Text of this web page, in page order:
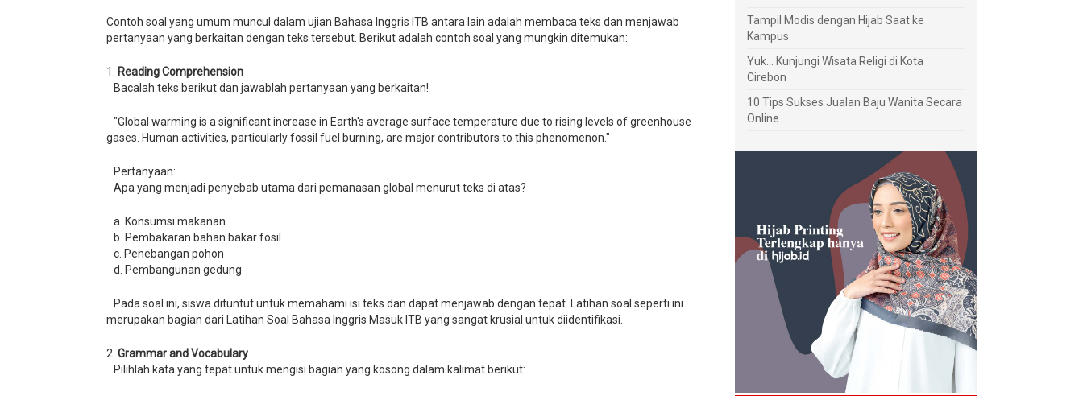
Contoh soal yang umum muncul dalam ujian Bahasa Inggris ITB antara lain adalah membaca teks dan menjawab
pertanyaan yang berkaitan dengan teks tersebut. Berikut adalah contoh soal yang mungkin ditemukan:
1.
Reading Comprehension
Bacalah teks berikut dan jawablah pertanyaan yang berkaitan!
"Global warming is a significant increase in Earth's average surface temperature due to rising levels of greenhouse
gases. Human activities, particularly fossil fuel burning, are major contributors to this phenomenon."
Pertanyaan:
Apa yang menjadi penyebab utama dari pemanasan global menurut teks di atas?
a. Konsumsi makanan
b. Pembakaran bahan bakar fosil
c. Penebangan pohon
d. Pembangunan gedung
Pada soal ini, siswa dituntut untuk memahami isi teks dan dapat menjawab dengan tepat. Latihan soal seperti ini
merupakan bagian dari Latihan Soal Bahasa Inggris Masuk ITB yang sangat krusial untuk diidentifikasi.
2. Grammar and Vocabulary
Pilihlah kata yang tepat untuk mengisi bagian yang kosong dalam kalimat berikut:
Tampil Modis dengan Hijab Saat ke
Kampus
Yuk... Kunjungi Wisata Religi di Kota
Cirebon
10 Tips Sukses Jualan Baju Wanita Secara
Online